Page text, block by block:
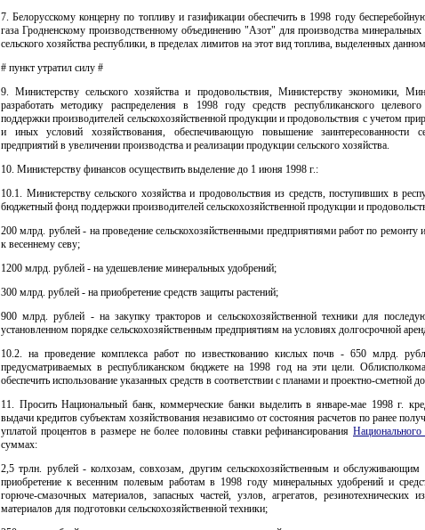
7. Белорусскому концерну по топливу и газификации обеспечить в 1998 году
газа Гродненскому производственному объединению "Азот" для производства
сельского хозяйства республики, в пределах лимитов на этот вид топлива, выделенных
# пункт утратил силу #
9. Министерству сельского хозяйства и продовольствия, Министерству экономики,
разработать методику распределения в 1998 году средств республиканского
поддержки производителей сельскохозяйственной продукции и продовольствия с учетом
и иных условий хозяйствования, обеспечивающую повышение заинтересованности
предприятий в увеличении производства и реализации продукции сельского хозяйства.
10. Министерству финансов осуществить выделение до 1 июня 1998 г.:
10.1. Министерству сельского хозяйства и продовольствия из средств, поступивших в
бюджетный фонд поддержки производителей сельскохозяйственной продукции и
200 млрд. рублей - на проведение сельскохозяйственными предприятиями работ по ремонту
к весеннему севу;
1200 млрд. рублей - на удешевление минеральных удобрений;
300 млрд. рублей - на приобретение средств защиты растений;
900 млрд. рублей - на закупку тракторов и сельскохозяйственной техники для
установленном порядке сельскохозяйственным предприятиям на условиях долгосрочной
10.2. на проведение комплекса работ по известкованию кислых почв - 650 млрд.
предусматриваемых в республиканском бюджете на 1998 год на эти цели.
обеспечить использование указанных средств в соответствии с планами и проектно-сметной
11. Просить Национальный банк, коммерческие банки выделить в январе-мае 1998 г.
выдачи кредитов субъектам хозяйствования независимо от состояния расчетов по ранее
уплатой процентов в размере не более половины ставки рефинансирования Национального
суммах:
2,5 трлн. рублей - колхозам, совхозам, другим сельскохозяйственным и обслуживающим
приобретение к весенним полевым работам в 1998 году минеральных удобрений и
горюче-смазочных материалов, запасных частей, узлов, агрегатов, резинотехнических
материалов для подготовки сельскохозяйственной техники;